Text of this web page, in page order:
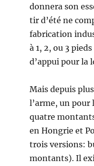
donnera son
tir d’été ne
fabrication
à 1, 2, ou 3
d’appui pour la
Mais depuis
l’arme, un pour
quatre
en Hongrie et
trois versions:
montants). Il